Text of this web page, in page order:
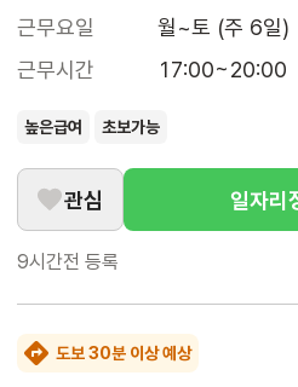
근무요일
월~토 (주 6일)
근무시간
17:00~20:00
높은급여 초보가능
관심 일자리
9시간전 등록
도보 30분 이상 예상